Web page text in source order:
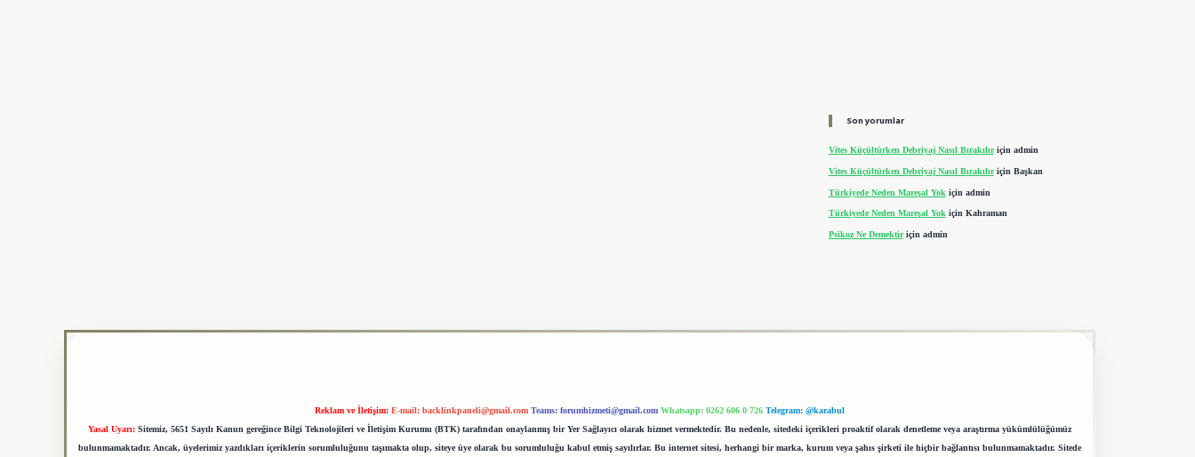
Son yorumlar
Vites Küçültürken Debriyaj Nasıl Bırakılıriçin admin
Vites Küçültürken Debriyaj Nasıl Bırakılıriçin Başkan
Türkiyede Neden Mareşal Yok için admin
Türkiyede Neden Mareşal Yok için Kahraman
Psikoz Ne Demektiriçin admin
Reklam ve İletişim: E-mail: backlinkpaneli@gmail.com Teams: forumhizmeti@gmail.com Whatsapp: 0262 606 0 726 Telegram: @karabul
Yasal Uyarı: Sitemiz, 5651 Sayılı Kanun gereğince Bilgi Teknolojileri ve İletişim Kurumu (BTK) tarafından onaylanmış bir Yer Sağlayıcı olarak hizmet vermektedir. Bu nedenle, sitedeki içerikleri proaktif olarak denetleme veya araştırma yükümlülüğümüz
bulunmamaktadır. Ancak, üyelerimiz yazdıkları içeriklerin sorumluluğunu taşımakta olup, siteye üye olarak bu sorumluluğu kabul etmiş sayılırlar. Bu internet sitesi, herhangi bir marka, kurum veya şahıs şirketi ile hiçbir bağlantısı bulunmamaktadır. Sitede